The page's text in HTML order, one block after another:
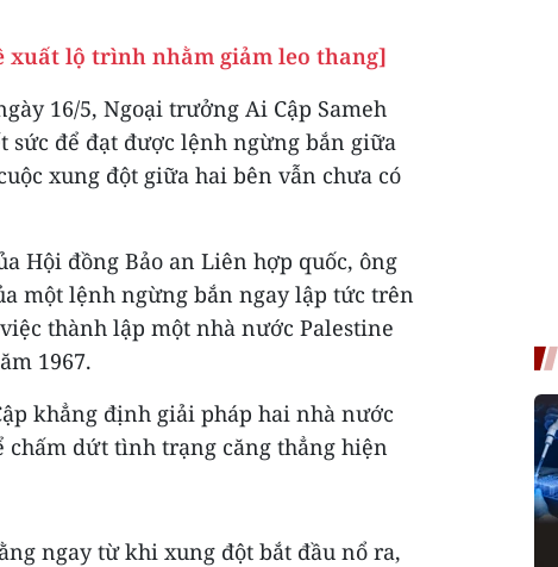
xuất lộ trình nhằm giảm leo thang]
16/5, Ngoại trưởng Ai Cập Sameh
sức để đạt được lệnh ngừng bắn giữa
xung đột giữa hai bên vẫn chưa có
Hội đồng Bảo an Liên hợp quốc, ông
một lệnh ngừng bắn ngay lập tức trên
thành lập một nhà nước Palestine
1967.
khẳng định giải pháp hai nhà nước
dứt tình trạng căng thẳng hiện
ngay từ khi xung đột bắt đầu nổ ra,